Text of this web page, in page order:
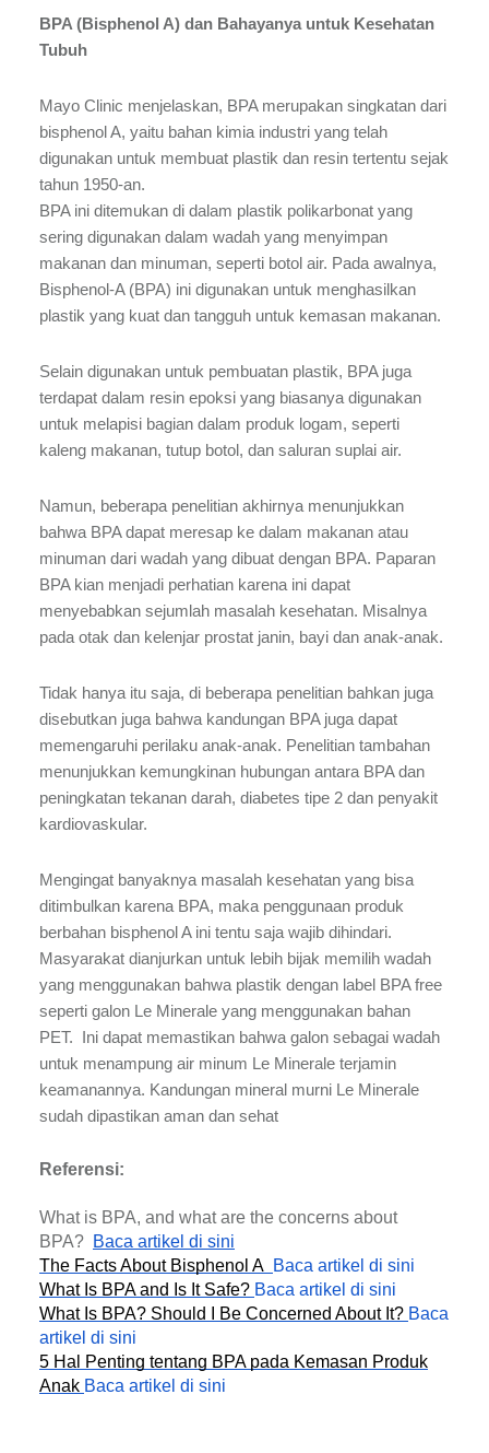
BPA (Bisphenol A) dan Bahayanya untuk Kesehatan
Tubuh
Mayo Clinic menjelaskan, BPA merupakan singkatan dari
bisphenol A, yaitu bahan kimia industri yang telah
digunakan untuk membuat plastik dan resin tertentu sejak
tahun 1950-an.
BPA ini ditemukan di dalam plastik polikarbonat yang
sering digunakan dalam wadah yang menyimpan
makanan dan minuman, seperti botol air. Pada awalnya,
Bisphenol-A (BPA) ini digunakan untuk menghasilkan
plastik yang kuat dan tangguh untuk kemasan makanan.
Selain digunakan untuk pembuatan plastik, BPA juga
terdapat dalam resin epoksi yang biasanya digunakan
untuk melapisi bagian dalam produk logam, seperti
kaleng makanan, tutup botol, dan saluran suplai air.
Namun, beberapa penelitian akhirnya menunjukkan
bahwa BPA dapat meresap ke dalam makanan atau
minuman dari wadah yang dibuat dengan BPA. Paparan
BPA kian menjadi perhatian karena ini dapat
menyebabkan sejumlah masalah kesehatan. Misalnya
pada otak dan kelenjar prostat janin, bayi dan anak-anak.
Tidak hanya itu saja, di beberapa penelitian bahkan juga
disebutkan juga bahwa kandungan BPA juga dapat
memengaruhi perilaku anak-anak. Penelitian tambahan
menunjukkan kemungkinan hubungan antara BPA dan
peningkatan tekanan darah, diabetes tipe 2 dan penyakit
kardiovaskular.
Mengingat banyaknya masalah kesehatan yang bisa
ditimbulkan karena BPA, maka penggunaan produk
berbahan bisphenol A ini tentu saja wajib dihindari.
Masyarakat dianjurkan untuk lebih bijak memilih wadah
yang menggunakan bahwa plastik dengan label BPA free
seperti galon Le Minerale yang menggunakan bahan
PET. Ini dapat memastikan bahwa galon sebagai wadah
untuk menampung air minum Le Minerale terjamin
keamanannya. Kandungan mineral murni Le Minerale
sudah dipastikan aman dan sehat
Referensi:
What is BPA, and what are the concerns about
BPA? Baca artikel di sini
The Facts About Bisphenol A Baca artikel di sini
What Is BPA and Is It Safe? Baca artikel di sini
What Is BPA? Should I Be Concerned About It? Baca
artikel di sini
5 Hal Penting tentang BPA pada Kemasan Produk
Anak Baca artikel di sini